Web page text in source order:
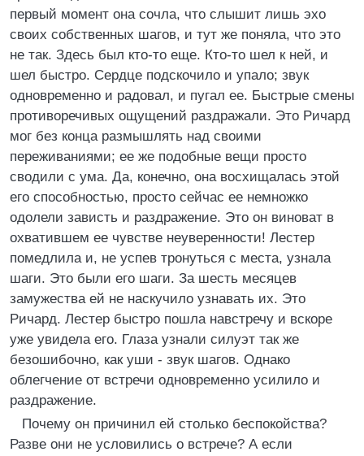
первый момент она сочла, что слышит лишь эхо
своих собственных шагов, и тут же поняла, что это
не так. Здесь был кто-то еще. Кто-то шел к ней, и
шел быстро. Сердце подскочило и упало; звук
одновременно и радовал, и пугал ее. Быстрые смены
противоречивых ощущений раздражали. Это Ричард
мог без конца размышлять над своими
переживаниями; ее же подобные вещи просто
сводили с ума. Да, конечно, она восхищалась этой
его способностью, просто сейчас ее немножко
одолели зависть и раздражение. Это он виноват в
охватившем ее чувстве неуверенности! Лестер
помедлила и, не успев тронуться с места, узнала
шаги. Это были его шаги. За шесть месяцев
замужества ей не наскучило узнавать их. Это
Ричард. Лестер быстро пошла навстречу и вскоре
уже увидела его. Глаза узнали силуэт так же
безошибочно, как уши - звук шагов. Однако
облегчение от встречи одновременно усилило и
раздражение.
Почему он причинил ей столько беспокойства?
Разве они не условились о встрече? А если